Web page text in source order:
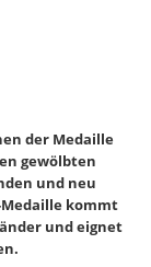
der Medaille
gewölbten
und neu
Medaille kommt
und eignet